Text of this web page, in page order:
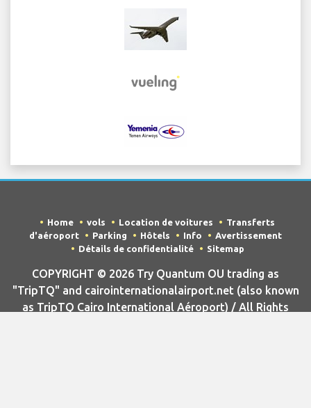
Home vols Location de voitures
Transferts
d'aéroport
Parking Hôtels Info
Avertissement
Détails de confidentialité
Sitemap
COPYRIGHT © 2026 Try Quantum OU trading as
"TripTQ" and cairointernationalairport.net (also known
as TripTQ Cairo International Aéroport) / All Rights